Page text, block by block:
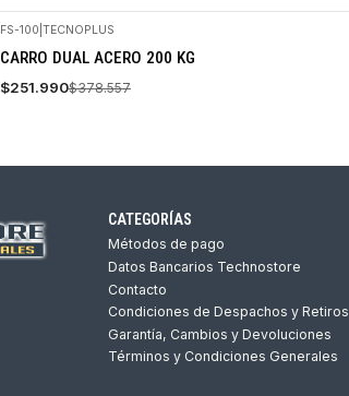
-33%
OFF
Agotado
FS-100 TECNOPLUS
CARRO DUAL ACERO 200 KG
$251.990$378.557
CATEGORÍAS
Métodos de pago
Datos Bancarios Technostore
Contacto
Condiciones de Despachos y Retiros
Garantía, Cambios y Devoluciones
Términos y Condiciones Generales